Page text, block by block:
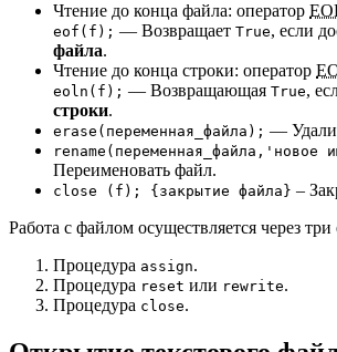
Чтение до конца файла: оператор
eof(f); — Возвращает True, если
файла.
Чтение до конца строки: оператор
eoln(f); — Возвращающая True,
строки.
erase(переменная_файла); —
rename(переменная_файла,'новое
Переименовать файл.
close (f); {закрытие файла} –
Работа с файлом осуществляется через
Процедура assign.
Процедура reset или rewrite.
Процедура close.